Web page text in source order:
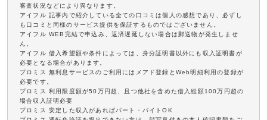
審査状況などにより異なります。
アイフル 記事内で紹介している全ての口コミは個人の感想であり、必ずし
も口コミと同様のサービス提供を保証するものではございません。
アイフル WEB完結で申込み、返済遅延しない場合は郵送物が発生しませ
ん。
アイフル 借入希望額や条件によっては、身分証明書以外にも収入証明書が
必要となる場合があります。
プロミス 無利息サービスのご利用にはメアド登録とWeb明細利用の登録が
必要です。
プロミス 利用限度額が50万円超、且つ他社を含めた借入総額100万円超の
場合収入証明必要
プロミス 安定した収入があればパート・バイトOK